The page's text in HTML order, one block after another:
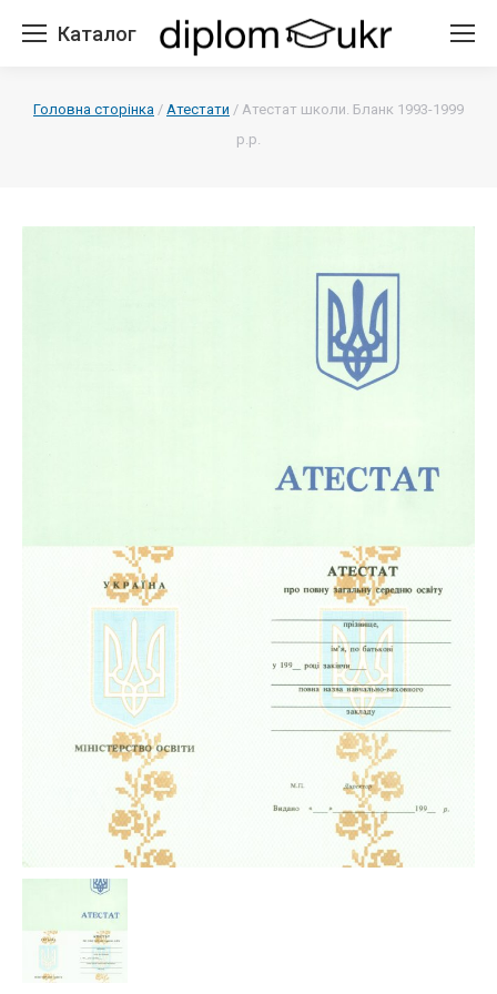
Каталог
Головна сторінка / Атестати / Атестат школи. Бланк 1993-1999
р.р.